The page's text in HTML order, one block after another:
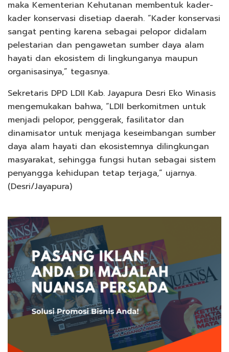
maka Kementerian Kehutanan membentuk kader-
kader konservasi disetiap daerah. “Kader konservasi
sangat penting karena sebagai pelopor didalam
pelestarian dan pengawetan sumber daya alam
hayati dan ekosistem di lingkunganya maupun
organisasinya,” tegasnya.
Sekretaris DPD LDII Kab. Jayapura Desri Eko Winasis
mengemukakan bahwa, “LDII berkomitmen untuk
menjadi pelopor, penggerak, fasilitator dan
dinamisator untuk menjaga keseimbangan sumber
daya alam hayati dan ekosistemnya dilingkungan
masyarakat, sehingga fungsi hutan sebagai sistem
penyangga kehidupan tetap terjaga,” ujarnya.
(Desri/Jayapura)